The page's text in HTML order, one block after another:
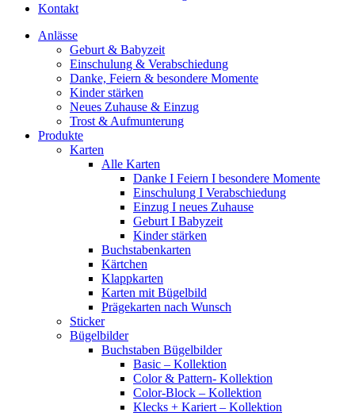
Kontakt
Anlässe
Geburt & Babyzeit
Einschulung & Verabschiedung
Danke, Feiern & besondere Momente
Kinder stärken
Neues Zuhause & Einzug
Trost & Aufmunterung
Produkte
Karten
Alle Karten
Danke I Feiern I besondere Momente
Einschulung I Verabschiedung
Einzug I neues Zuhause
Geburt I Babyzeit
Kinder stärken
Buchstabenkarten
Kärtchen
Klappkarten
Karten mit Bügelbild
Prägekarten nach Wunsch
Sticker
Bügelbilder
Buchstaben Bügelbilder
Basic – Kollektion
Color & Pattern- Kollektion
Color-Block – Kollektion
Klecks + Kariert – Kollektion